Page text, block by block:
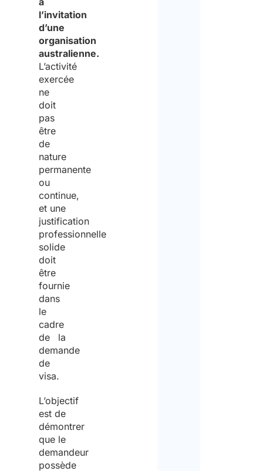
l’invitation
d’une
organisation
australienne.
L’activité
exercée
ne
doit
pas
être
de
nature
permanente
ou
continue,
et une
justification
professionnelle
solide
doit
être
fournie
dans
le
cadre
de la
demande
de
visa.
L’objectif
est de
démontrer
que le
demandeur
possède